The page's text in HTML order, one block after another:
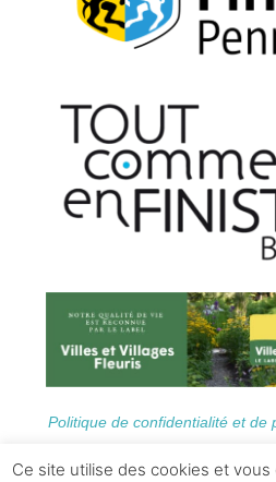
Politique de confidentialité et
Informations
Ce site utilise des cookies et